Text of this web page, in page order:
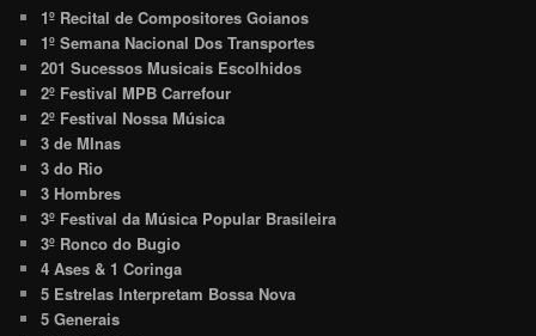
1º Recital de Compositores Goianos
1º Semana Nacional Dos Transportes
201 Sucessos Musicais Escolhidos
2º Festival MPB Carrefour
2º Festival Nossa Música
3 de MInas
3 do Rio
3 Hombres
3º Festival da Música Popular Brasileira
3º Ronco do Bugio
4 Ases & 1 Coringa
5 Estrelas Interpretam Bossa Nova
5 Generais